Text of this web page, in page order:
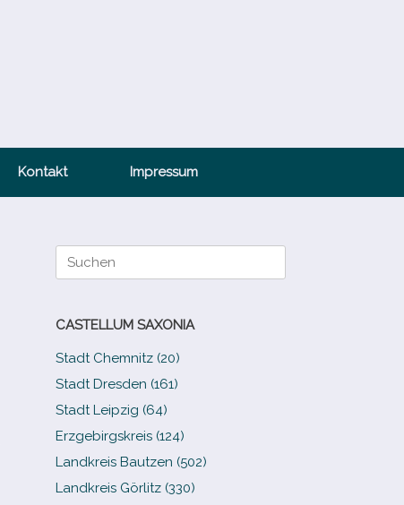
Kontakt Impressum
Suche
nach:
CASTELLUM SAXONIA
Stadt Chemnitz (20)
Stadt Dresden (161)
Stadt Leipzig (64)
Erzgebirgskreis (124)
Landkreis Bautzen (502)
Landkreis Görlitz (330)